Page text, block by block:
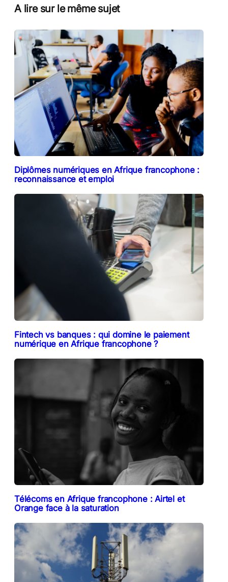
A lire sur le même sujet
Diplômes numériques en Afrique francophone :
reconnaissance et emploi
Fintech vs banques : qui domine le paiement
numérique en Afrique francophone ?
Télécoms en Afrique francophone : Airtel et
Orange face à la saturation